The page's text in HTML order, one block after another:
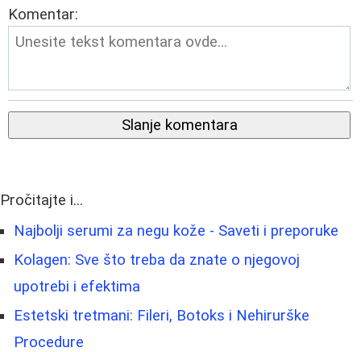
Komentar:
Slanje komentara
Pročitajte i...
Najbolji serumi za negu kože - Saveti i preporuke
Kolagen: Sve što treba da znate o njegovoj
upotrebi i efektima
Estetski tretmani: Fileri, Botoks i Nehirurške
Procedure